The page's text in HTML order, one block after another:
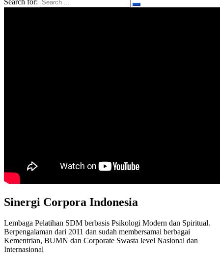
Sinergi Corpora Indonesia
Lembaga Pelatihan SDM berbasis Psikologi Modern dan Spiritual.
Berpengalaman dari 2011 dan sudah membersamai berbagai
Kementrian, BUMN dan Corporate Swasta level Nasional dan
Internasional